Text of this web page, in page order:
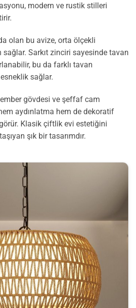
modern ve rustik stilleri
olan bu avize, orta ölçekli
Sarkıt zinciri sayesinde tavan
bu da farklı tavan
sağlar.
gövdesi ve şeffaf cam
aydınlatma hem de dekoratif
Klasik çiftlik evi estetiğini
şık bir tasarımdır.